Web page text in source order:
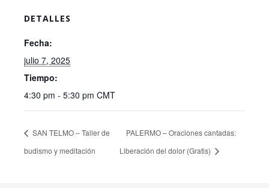
DETALLES
Fecha:
julio 7, 2025
Tiempo:
4:30 pm - 5:30 pm CMT
SAN TELMO – Taller de
budismo y meditación
PALERMO – Oraciones cantadas:
Liberación del dolor (Gratis)